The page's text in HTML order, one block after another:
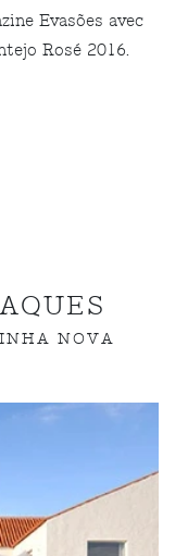
Evasões avec
Rosé 2016.
NOVA